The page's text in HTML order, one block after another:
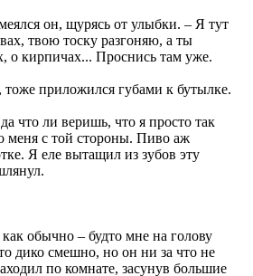
он, щурясь от улыбки. – Я тут
твою тоску разгоняю, а ты
о кирпичах... Проснись там уже.
тоже приложился губами к бутылке.
что ли веришь, что я просто так
меня с той стороны. Пиво аж
Я еле вытащил из зубов эту
обычно – будто мне на голову
дико смешно, но он ни за что не
по комнате, засунув большие